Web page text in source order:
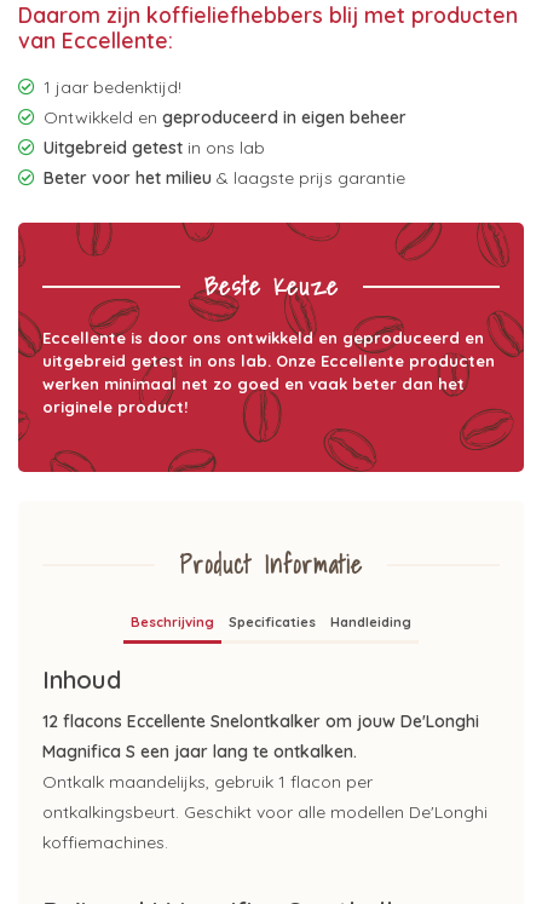
Daarom zijn koffieliefhebbers blij met producten
van Eccellente:
1 jaar bedenktijd!
Ontwikkeld en geproduceerd in eigen beheer
Uitgebreid getest in ons lab
Beter voor het milieu & laagste prijs garantie
Beste Keuze
Eccellente is door ons ontwikkeld en geproduceerd en
uitgebreid getest in ons lab. Onze Eccellente producten
werken minimaal net zo goed en vaak beter dan het
originele product!
Product Informatie
Beschrijving Specificaties Handleiding
Inhoud
12 flacons Eccellente Snelontkalker om jouw De'Longhi
Magnifica S een jaar lang te ontkalken.
Ontkalk maandelijks, gebruik 1 flacon per
ontkalkingsbeurt. Geschikt voor alle modellen De'Longhi
koffiemachines.